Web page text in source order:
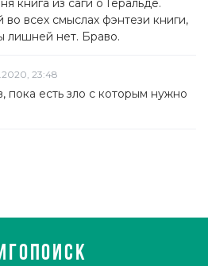
книга из саги о Геральде.
всех смыслах фэнтези книги,
лишней нет. Браво.
23:48
пока есть зло с которым нужно